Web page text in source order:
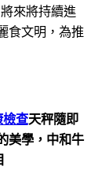
來將持續進
食文明，為推
查天秤隨即
美學，中和牛